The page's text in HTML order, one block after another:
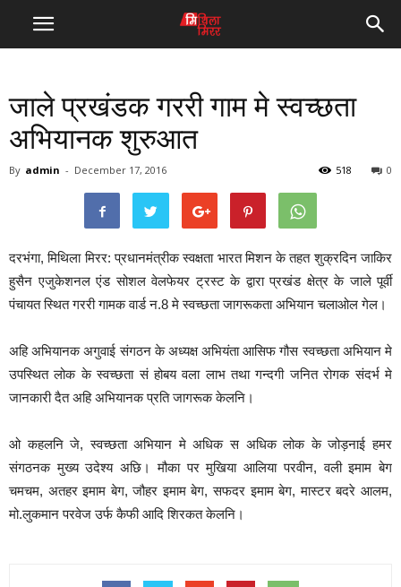
जाले प्रखंडक गररी गाम मे स्वच्छता
अभियानक शुरुआत
By admin - December 17, 2016 0
518
दरभंगा, मिथिला मिरर: प्रधानमंत्रीक स्वक्षता भारत मिशन के तहत शुक्रदिन जाकिर
हुसैन एजुकेशनल एंड सोशल वेलफेयर ट्रस्ट के द्वारा प्रखंड क्षेत्र के जाले पूर्वी
पंचायत स्थित गररी गामक वार्ड न.8 मे स्वच्छता जागरूकता अभियान चलाओल गेल।
अहि अभियानक अगुवाई संगठन के अध्यक्ष अभियंता आसिफ गौस स्वच्छता अभियान मे
उपस्थित लोक के स्वच्छता सं होबय वला लाभ तथा गन्दगी जनित रोगक संदर्भ मे
जानकारी दैत अहि अभियानक प्रति जागरूक केलनि।
ओ कहलनि जे, स्वच्छता अभियान मे अधिक स अधिक लोक के जोड़नाई हमर
संगठनक मुख्य उदेश्य अछि। मौका पर मुखिया आलिया परवीन, वली इमाम बेग
चमचम, अतहर इमाम बेग, जौहर इमाम बेग, सफदर इमाम बेग, मास्टर बदरे आलम,
मो.लुकमान परवेज उर्फ कैफी आदि शिरकत केलनि।